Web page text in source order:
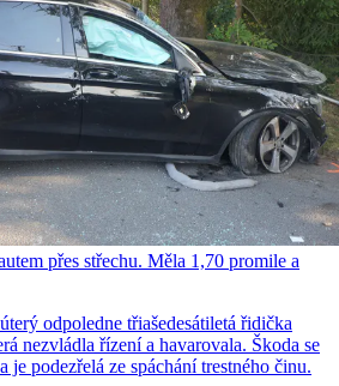
přes střechu. Měla 1,70 promile a
odpoledne třiašedesátiletá řidička
nezvládla řízení a havarovala. Škoda se
podezřelá ze spáchání trestného činu.